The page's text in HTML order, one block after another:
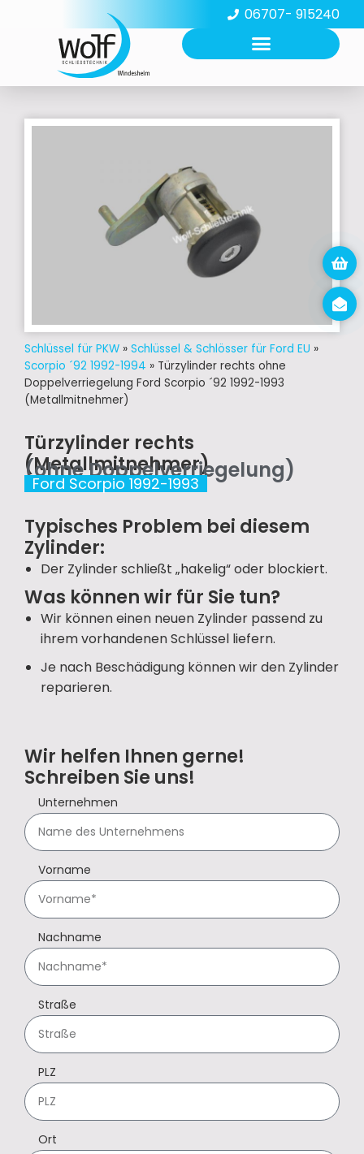
06707- 915240
Schlüssel für PKW » Schlüssel & Schlösser für Ford EU »
Scorpio ´92 1992-1994 » Türzylinder rechts ohne
Doppelverriegelung Ford Scorpio ´92 1992-1993
(Metallmitnehmer)
Türzylinder rechts
(Metallmitnehmer)
(ohne Doppelverriegelung)
Ford Scorpio 1992-1993
Typisches Problem bei diesem
Zylinder:
Der Zylinder schließt „hakelig“ oder blockiert.
Was können wir für Sie tun?
Wir können einen neuen Zylinder passend zu
ihrem vorhandenen Schlüssel liefern.
Je nach Beschädigung können wir den Zylinder
reparieren.
Wir helfen Ihnen gerne!
Schreiben Sie uns!
Unternehmen
Vorname
Nachname
Straße
PLZ
Ort